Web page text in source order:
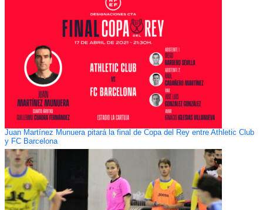
Juan Martínez Munuera pitará la final de Copa del Rey entre Athletic Club
y FC Barcelona